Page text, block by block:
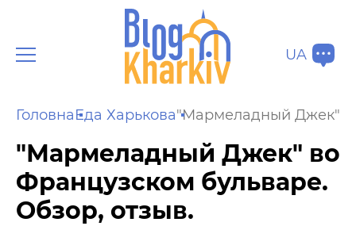
UA
ГоловнаЕда Харькова"Мармеладный Джек"
"Мармеладный Джек" во
Французском бульваре.
Обзор, отзыв.